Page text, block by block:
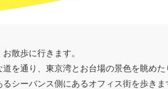
散歩に行きます。
道を通り、東京湾とお台場の景色を眺めた
るシーバンス側にあるオフィス街を歩きま